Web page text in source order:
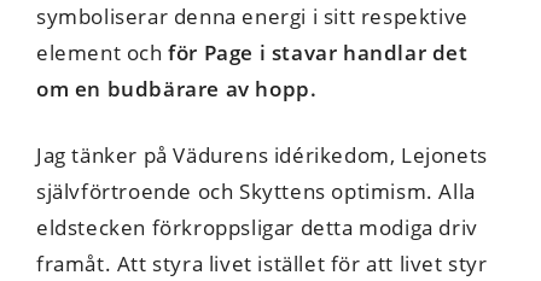
symboliserar denna energi i sitt respektive
element ochför Page i stavar handlar det
om en budbärare av hopp.
Jag tänker på Vädurens idérikedom, Lejonets
självförtroende och Skyttens optimism. Alla
eldstecken förkroppsligar detta modiga driv
framåt. Att styra livet istället för att livet styr